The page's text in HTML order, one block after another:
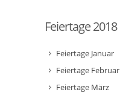
Feiertage 2018
Feiertage Januar
Feiertage Februar
Feiertage März